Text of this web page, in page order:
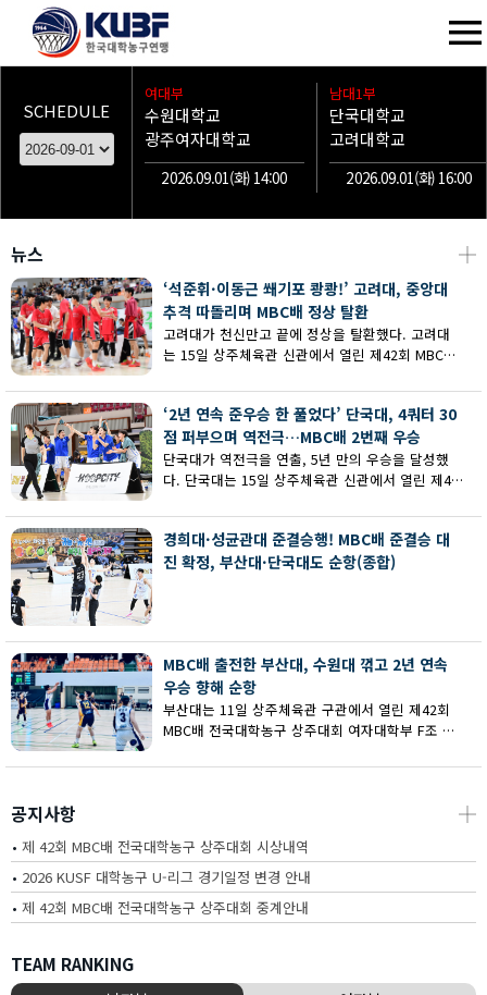
SCHEDULE
여대부
수원대학교
광주여자대학교
2026.09.01(화) 14:00
남대1부
단국대학교
고려대학교
2026.09.01(화) 16:00
뉴스 ┼
‘석준휘·이동근 쐐기포 쾅쾅!’ 고려대, 중앙대
추격 따돌리며 MBC배 정상 탈환
고려대가 천신만고 끝에 정상을 탈환했다. 고려대
는 15일 상주체육관 신관에서 열린 제42회 MBC배
추격을 따돌리며 73-62로 승리했다.
‘2년 연속 준우승 한 풀었다’ 단국대, 4쿼터 30
점 퍼부으며 역전극…MBC배 2번째 우승
단국대가 역전극을 연출, 5년 만의 우승을 달성했
다. 단국대는 15일 상주체육관 신관에서 열린 제42
서 부산대에 73-67로 역전승했다.
경희대·성균관대 준결승행! MBC배 준결승 대
진 확정, 부산대·단국대도 순항(종합)
MBC배 출전한 부산대, 수원대 꺾고 2년 연속
우승 향해 순항
부산대는 11일 상주체육관 구관에서 열린 제42회
MBC배 전국대학농구 상주대회 여자대학부 F조 예
공지사항 ┼
• 제 42회 MBC배 전국대학농구 상주대회 시상내역
• 2026 KUSF 대학농구 U-리그 경기일정 변경 안내
• 제 42회 MBC배 전국대학농구 상주대회 중계안내
TEAM RANKING